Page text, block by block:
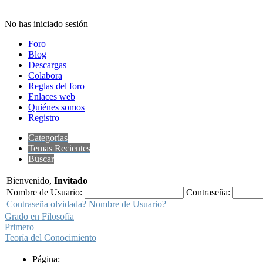
No has iniciado sesión
Foro
Blog
Descargas
Colabora
Reglas del foro
Enlaces web
Quiénes somos
Registro
Categorías
Temas Recientes
Buscar
Bienvenido, Invitado
Nombre de Usuario:
Contraseña:
Contraseña olvidada? Nombre de Usuario?
Grado en Filosofía
Primero
Teoría del Conocimiento
Página: